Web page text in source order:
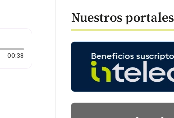
00:38 Duración: 38 segundos
Nuestros portales